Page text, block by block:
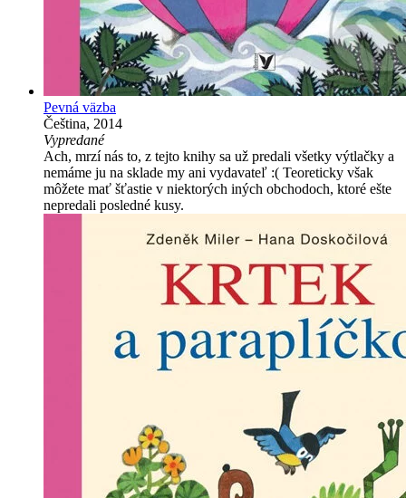
Pevná väzba
Čeština, 2014
Vypredané
Ach, mrzí nás to, z tejto knihy sa už predali všetky výtlačky a
nemáme ju na sklade my ani vydavateľ :( Teoreticky však
môžete mať šťastie v niektorých iných obchodoch, ktoré ešte
nepredali posledné kusy.